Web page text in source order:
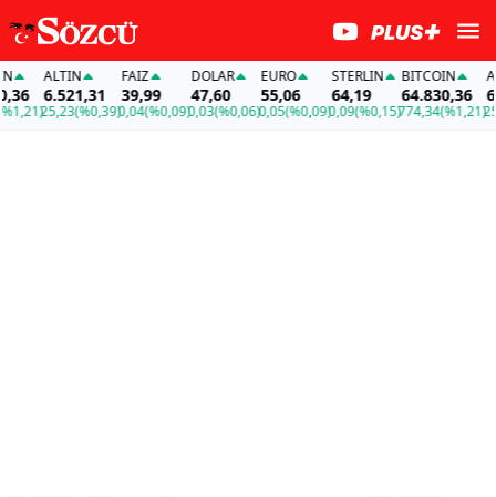
ALTIN
6.521,31
25,23(%0,39)
FAİZ
39,99
0,04(%0,09)
DOLAR
47,60
0,03(%0,06)
EURO
55,06
0,05(%0,09)
STERLIN
64,19
0,09(%0,15)
BITCOIN
64.830,36
774,34(%1,21)